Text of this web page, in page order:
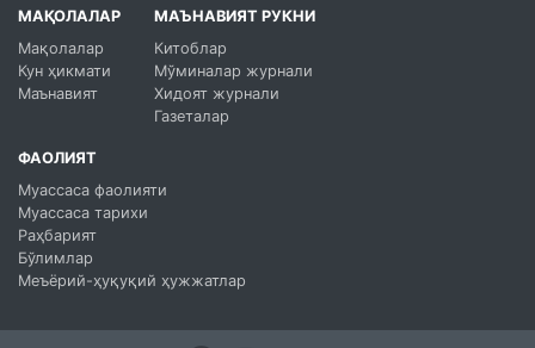
МАҚОЛАЛАР
Мақолалар
Кун ҳикмати
Маънавият
МАЪНАВИЯТ РУКНИ
Китоблар
Мўминалар журнали
Хидоят журнали
Газеталар
ФАОЛИЯТ
Муассаса фаолияти
Муассаса тарихи
Раҳбарият
Бўлимлар
Меъёрий-ҳуқуқий ҳужжатлар